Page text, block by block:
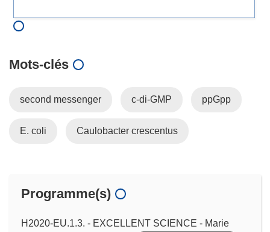
Mots‑clés
second messenger c-di-GMP ppGpp
E. coli Caulobacter crescentus
Programme(s)
H2020-EU.1.3. - EXCELLENT SCIENCE - Marie